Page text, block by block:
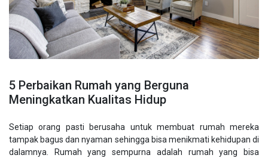
5 Perbaikan Rumah yang Berguna
Meningkatkan Kualitas Hidup
Setiap orang pasti berusaha untuk membuat rumah mereka
tampak bagus dan nyaman sehingga bisa menikmati kehidupan di
dalamnya. Rumah yang sempurna adalah rumah yang bisa